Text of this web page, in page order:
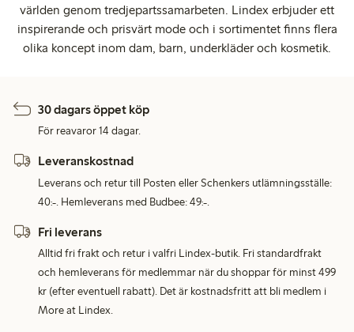
världen genom tredjepartssamarbeten. Lindex erbjuder ett
inspirerande och prisvärt mode och i sortimentet finns flera
olika koncept inom dam, barn, underkläder och kosmetik.
30 dagars öppet köp
För reavaror 14 dagar.
Leveranskostnad
Leverans och retur till Posten eller Schenkers utlämningsställe:
40:-. Hemleverans med Budbee: 49:-.
Fri leverans
Alltid fri frakt och retur i valfri Lindex-butik. Fri standardfrakt
och hemleverans för medlemmar när du shoppar för minst 499
kr (efter eventuell rabatt). Det är kostnadsfritt att bli medlem i
More at Lindex.